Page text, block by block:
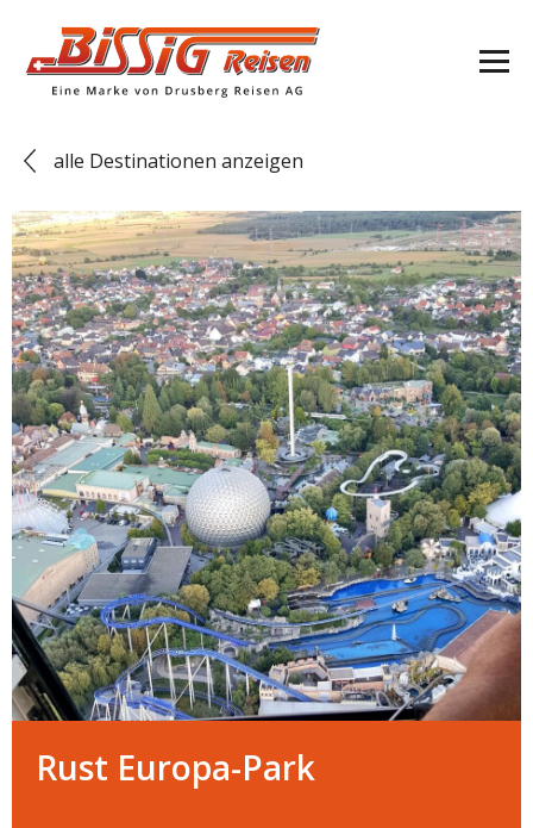
alle Destinationen anzeigen
Rust Europa-Park